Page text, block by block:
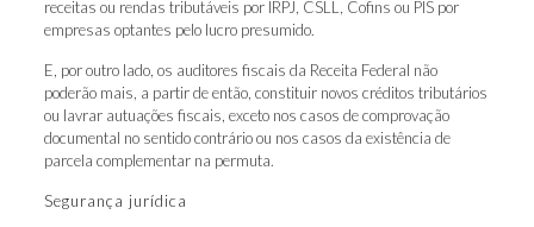
receitas ou rendas tributáveis por IRPJ, CSLL, Cofins ou PIS por
empresas optantes pelo lucro presumido.
E, por outro lado, os auditores fiscais da Receita Federal não
poderão mais, a partir de então, constituir novos créditos tributários
ou lavrar autuações fiscais, exceto nos casos de comprovação
documental no sentido contrário ou nos casos da existência de
parcela complementar na permuta.
Segurança jurídica